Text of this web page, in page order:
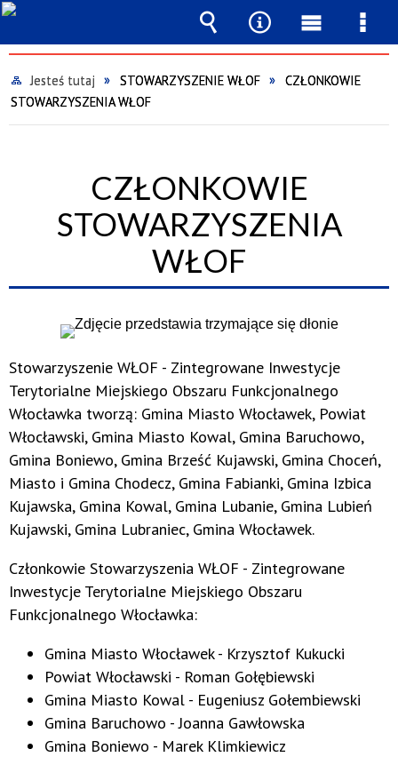
Jesteś tutaj STOWARZYSZENIE WŁOF
CZŁONKOWIE
STOWARZYSZENIA WŁOF
CZŁONKOWIE
STOWARZYSZENIA
WŁOF
Stowarzyszenie WŁOF - Zintegrowane Inwestycje
Terytorialne Miejskiego Obszaru Funkcjonalnego
Włocławka tworzą: Gmina Miasto Włocławek, Powiat
Włocławski, Gmina Miasto Kowal, Gmina Baruchowo,
Gmina Boniewo, Gmina Brześć Kujawski, Gmina Choceń,
Miasto i Gmina Chodecz, Gmina Fabianki, Gmina Izbica
Kujawska, Gmina Kowal, Gmina Lubanie, Gmina Lubień
Kujawski, Gmina Lubraniec, Gmina Włocławek.
Członkowie Stowarzyszenia WŁOF - Zintegrowane
Inwestycje Terytorialne Miejskiego Obszaru
Funkcjonalnego Włocławka:
Gmina Miasto Włocławek - Krzysztof Kukucki
Powiat Włocławski - Roman Gołębiewski
Gmina Miasto Kowal - Eugeniusz Gołembiewski
Gmina Baruchowo - Joanna Gawłowska
Gmina Boniewo - Marek Klimkiewicz
Wyszukiwarka
Narzędzia
Menu
główne